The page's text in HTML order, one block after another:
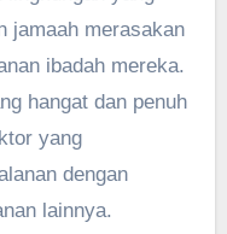
jamaah merasakan
ibadah mereka.
hangat dan penuh
yang
dengan
lainnya.